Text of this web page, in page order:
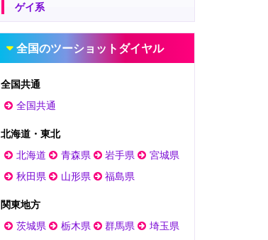
ゲイ系
全国のツーショットダイヤル
全国共通
全国共通
北海道・東北
北海道
青森県 岩手県
宮城県
秋田県
山形県 福島県
関東地方
茨城県
栃木県 群馬県
埼玉県